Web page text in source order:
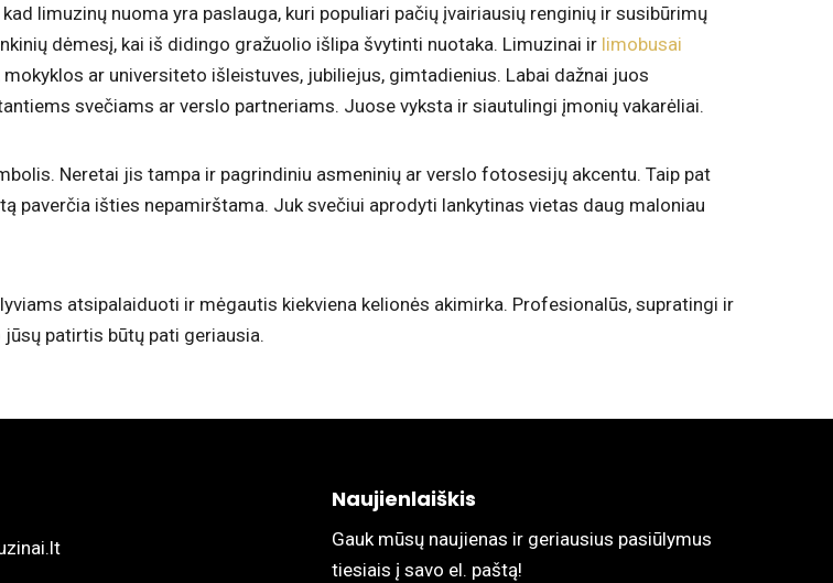
limuzinų nuoma yra paslauga, kuri populiari pačių įvairiausių renginių ir susibūrimų
dėmesį, kai iš didingo gražuolio išlipa švytinti nuotaka. Limuzinai ir limobusai
ar universiteto išleistuves, jubiliejus, gimtadienius. Labai dažnai juos
svečiams ar verslo partneriams. Juose vyksta ir siautulingi įmonių vakarėliai.
Neretai jis tampa ir pagrindiniu asmeninių ar verslo fotosesijų akcentu. Taip pat
paverčia išties nepamirštama. Juk svečiui aprodyti lankytinas vietas daug maloniau
atsipalaiduoti ir mėgautis kiekviena kelionės akimirka. Profesionalūs, supratingi ir
patirtis būtų pati geriausia.
Naujienlaiškis
Gauk mūsų naujienas ir geriausius pasiūlymus
tiesiais į savo el. paštą!